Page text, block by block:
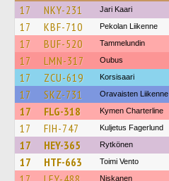
17 NKY-231 Jari Kaari
17 KBF-710 Pekolan Liikenne
17 BUF-520 Tammelundin
17 LMN-317 Oubus
17 ZCU-619 Korsisaari
17 SKZ-731 Oravaisten Liikenne
17 FLG-318 Kymen Charterline
17 FIH-747 Kuljetus Fagerlund
17 HEY-365 Rytkönen
17 HTF-663 Toimi Vento
Niskanen